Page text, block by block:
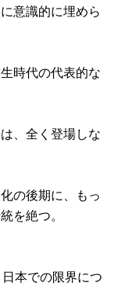
意識的に埋めら
時代の代表的な
、全く登場しな
の後期に、もっ
を絶つ。
本での限界につ